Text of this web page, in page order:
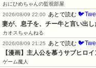
おにひめちゃんの監視部屋
2026/08/09 22:00
あとで読む
妻が、息子を、チー牛と言い出し
カオスちゃんねる
2026/08/09 21:25
あとで読む
【漫画】主人公を慕うサブヒロ
ゲーム魔人